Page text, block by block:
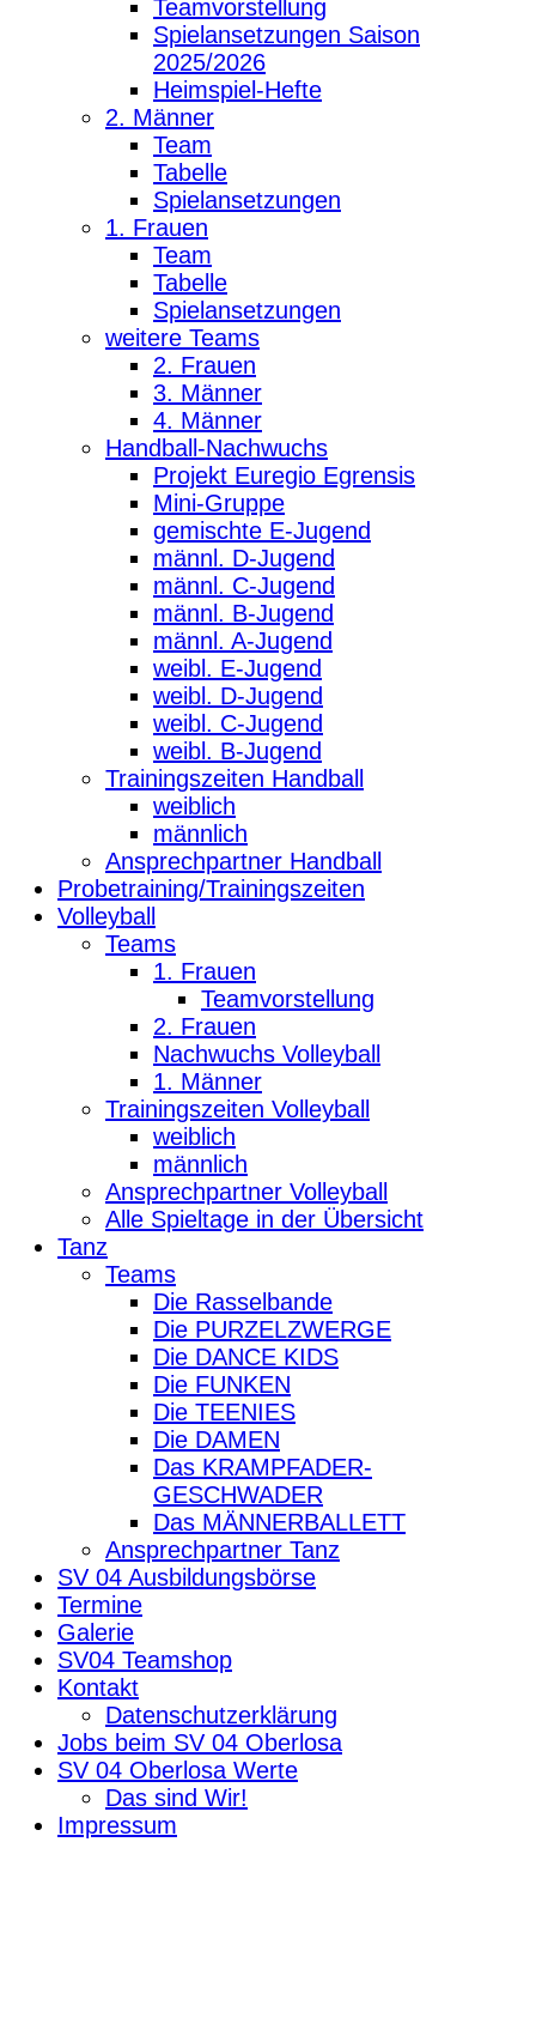
Teamvorstellung
Spielansetzungen Saison
2025/2026
Heimspiel-Hefte
2. Männer
Team
Tabelle
Spielansetzungen
1. Frauen
Team
Tabelle
Spielansetzungen
weitere Teams
2. Frauen
3. Männer
4. Männer
Handball-Nachwuchs
Projekt Euregio Egrensis
Mini-Gruppe
gemischte E-Jugend
männl. D-Jugend
männl. C-Jugend
männl. B-Jugend
männl. A-Jugend
weibl. E-Jugend
weibl. D-Jugend
weibl. C-Jugend
weibl. B-Jugend
Trainingszeiten Handball
weiblich
männlich
Ansprechpartner Handball
Probetraining/Trainingszeiten
Volleyball
Teams
1. Frauen
Teamvorstellung
2. Frauen
Nachwuchs Volleyball
1. Männer
Trainingszeiten Volleyball
weiblich
männlich
Ansprechpartner Volleyball
Alle Spieltage in der Übersicht
Tanz
Teams
Die Rasselbande
Die PURZELZWERGE
Die DANCE KIDS
Die FUNKEN
Die TEENIES
Die DAMEN
Das KRAMPFADER-
GESCHWADER
Das MÄNNERBALLETT
Ansprechpartner Tanz
SV 04 Ausbildungsbörse
Termine
Galerie
SV04 Teamshop
Kontakt
Datenschutzerklärung
Jobs beim SV 04 Oberlosa
SV 04 Oberlosa Werte
Das sind Wir!
Impressum